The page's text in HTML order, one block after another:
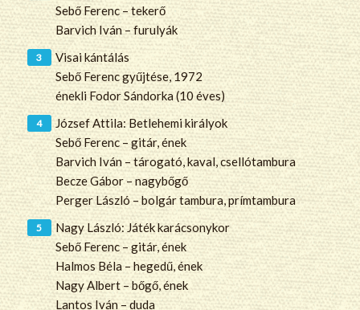
Sebő Ferenc – tekerő
Barvich Iván – furulyák
Visai kántálás
Sebő Ferenc gyűjtése, 1972
énekli Fodor Sándorka (10 éves)
József Attila: Betlehemi királyok
Sebő Ferenc – gitár, ének
Barvich Iván – tárogató, kaval, csellótambura
Becze Gábor – nagybőgő
Perger László – bolgár tambura, prímtambura
Nagy László: Játék karácsonykor
Sebő Ferenc – gitár, ének
Halmos Béla – hegedű, ének
Nagy Albert – bőgő, ének
Lantos Iván – duda